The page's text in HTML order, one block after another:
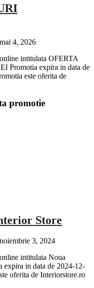
mai 4, 2026
intitulata OFERTA
Promotia expira in data de
este oferita de
promotie
Store
noiembrie 3, 2024
intitulata Noua
expira in data de 2024-12-
oferita de Interiorstore.ro